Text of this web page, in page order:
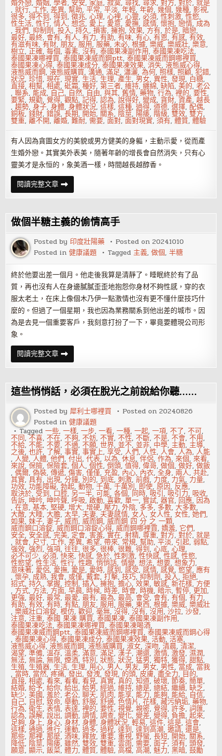
婚外戀,婚姻,學者, 安安, 家庭,寂寞,尋找,尋求,對方,對於,就是
,就行,工作,差異,幫助,平常,平淡,年輕,年齡,幾個,幾種, 影視,
很多,得不到,得到,徵兆,心理,心裡,心靈,必須,性刺激,性慾,
性生活,性行,情人,想念, 愛上, 愛意, 愛撫,感情,懷抱,戀情,成為
,我們,抑制劑,投入,持久,損害,擁抱,效果, 方有,於是, 暗戀,
最好,最終, 會有,有人,有力,有助,有味,有心,有恩,有感,有效,
有滋有味,有財,朋友,服用,服藥,未必,根據,樂威,樂威壯,樂意,
樹立,正確,每個,毒素,沒有,泰國果凍副作用,泰國果凍吃法,
泰國果凍哪裡買,泰國果凍威而鋼ptt,泰國果凍威而鋼哪裡買,
泰國果凍心得,泰國果凍成分,泰國果凍效果,消失,液態威心得,
液態威而鋼,液態威購買,溝通,滿足,瀟灑,為何, 照樣, 照顧,犯錯,
狀況,珍惜,現在,現實,生活,生理,產生, 男女,異性,發現, 白糖,
直接,相幫,相處,砒霜,種好, 第三者,維持,纏綿,缺陷,美的,老公
,聯系, 能成, 自己, 自然, 自由,與其,舊情,藥物,行為,裡的,要性,
要緊,規勸, 覺得,觀點,記得,認為,說得好,變成,貪財,資產,越長
,趨勢,身子,身體,身體狀況,這樣,這種,過得,道德,選擇,配偶,
銅板,錢財,錯誤,長期, 開始, 關系, 陰莖, 陽痿, 階級,雙效,雙方,
雙重,離不開,離婚,難耐, 需要,面對,面對現實,須有,體質,體驗
有人因為貪圖女方的美貌或男方健美的身軀，主動示愛，從而產
生婚外戀。其實美外表美，隨著年齡的增長會自然消失，只有心
靈美才是永恒的，象美酒一樣，時間越長越醇香。
閱讀完整文章夫
妻
婚
情
有
哪
些
心
理
徵
做個半糖主義的偷情高手
Posted by 印度壯陽藥 Posted on20241010
Posted in健康議題 Tagged主義,做個,半糖
終於他要出差一個月。他走後我算是清靜了。睡眠終於有了品
質，再也沒有人在身邊膩膩歪歪地抱怨你身材不夠性感，穿的衣
服太老土，在床上像個木乃伊一點激情也沒有更不懂什麼技巧什
麼的。但過了一個星期，我也因為業務關系到他出差的城市。因
為是去見一個重要客戶，我刻意打扮了一下，畢竟要體現公司形
象。
閱讀完整文章做
個
半
主
義
的
偷
情
高
手
這些悄悄話，必須在脫光之前說給你聽……
Posted by犀利士哪裡買 Posted on20240826
Posted in健康議題
Tagged一些,一樣,一步,一看,一種,一起,一項,不了,不可,
不同,不喜,不在,不夠,不妨,不實,不性,不斷,不是,不會,不用,
不給,不能,不要,不適,不願,世界,並不,並非, 中學,主動,主導,
之後,也許, 了解,事實,事實上,享受,人們,人性,人會,人為,人能
,人變,人體,他們,付出,代表,以為,休息,伴侶,作為,來個,來看,
來說,保險,保險套,個人,個性,倒頭,值得,偉哥,做個,做好,做飯
,偶爾,偽裝,傳遞,傷害,僅僅, 充盈, 內心, 內衣,全身, 兩人,共赴,
其實,具有, 出現,分鐘, 別的, 到底,刺激,前戲, 力度, 力氣, 力量,
功效,功能障礙,勃起,動物,千萬,千萬別, 即使,原因, 反應,
取決於, 受到, 口腔, 另一半,可能,各個, 同時, 吸引, 吸引力, 吸收,
告訴, 呻吟, 呻吟聲, 呼吸,啟動,喜歡,單一, 嘗試,器官, 回應, 因為
,在意,基本,堅硬,增大,增硬,壓力,外陰, 多多, 多數,大多數,
大敵,大睡,大膽,太早, 夫妻, 夫妻感情,女人,女人性,女性,她們,
如果,妹子,妻子,威而,威而鋼,威而鋼 四 分 之 一顆,
威而鋼口溶錠,威而鋼口溶錠心得,威而鋼哪裡買,嬌羞, 它們,
安全, 安全感,完美, 定會,害羞,實在,射精,尊重,對方,對於,就是
,就會, 尺寸,工作,差異,希望,帶來, 常規,幫助,平淡, 引起,弱點,
強效,強烈,強項,往往,很多,很棒,很難,得到,心底,心理,
必不可少,必須,快來,快感,急於,性刺激,性快感,性感,性慾,
性慾望,性生活,性行,性趣,悄悄話,情變,想法,想要,想象力,
意味著, 愛侶, 愛撫, 愛是, 愛時,感到,感受,感情,感覺,慾望,應有
,懷孕, 成熟,我會, 或僅,戴套,打擊,技巧,抑制劑,投入,拒絕,
招式,持久,掌握,控制,插入,擁抱,擔心,效果,敏感,新花樣, 方便
, 方式, 方法, 方面,早晨, 時候, 時差, 時會, 時機, 暗示,暫停, 更加,
更強,最好,最常,最愛,最有,最為,最高, 會受, 會有,有個,有力,
有助,有效,有時,有點,朋友,服用,服藥,東西,根據,樂威,樂威壯
,樂威壯口溶錠,模仿,歡迎,毫無,沒得,沒有,沒用,沙拉,沙發,
注意, 注重,泰國 果凍 購買,泰國果凍,泰國果凍副作用,
泰國果凍吃法,泰國果凍哪裡買,泰國果凍喝酒,
泰國果凍威而鋼ptt,泰國果凍威而鋼哪裡買,泰國果凍威而鋼心得
,泰國果凍心得,泰國果凍成分,泰國果凍效果,活動,活塞,
液態威心得,液態威而鋼,液態威購買,淑女,深吻,清晨,清潔,
渴望,準備,溫存,溫柔,滿意,滿足,漢子,潮還,激情,激發,濕潤,
無法,無論,無限,煙酒,特別,狀態,狀況,猛男,獨特,獲得,甜點,
生殖,生殖器,生活,生理, 用心, 男人, 男友, 男女, 男性, 當成, 當我
, 當時, 當然,疼痛,發出,發洩,發現, 的頭,皮膚,盡全力, 目的,
直接,相處,看來,看看,看見,真實,真的,知道,破壞,節奏,簡單,
結婚,給予,給你,給出,給男,經過,維持,總是,總結,繼續,缺乏,
缺少,美國,羞於,老公,聊天,肌肉, 能享, 能力, 能夠, 能給, 自信,
自己, 自慰,致命,舉動,舒服,舒適,色情片,花樣,藏污納垢,藥物,
行為,衛生,表情,表達,裡的,要性,視覺,親密, 覺得,許多, 詞匯,
認為,誤解,說出,調動,調情,調查,變化,變差,變得, 負擔,起來,
足夠,身上,身心,身材,身體,身體狀況,輕易,這件,這是,這會,
這樣,通過,進行,運動,過多,過程,達到,達到高潮,邀請,還是,
那些,那裡,那麼,酒味,釋放,重要,重視,野蠻,長短, 開始, 關系,
降低, 陰莖, 陽痿,雖然,雙效,雙重,雲雨, 需要,面子,須有,頭發,
願意,顯示,飯菜,體力,體質,體驗,高檔,高潮, 魅力,黑暗,鼓勵